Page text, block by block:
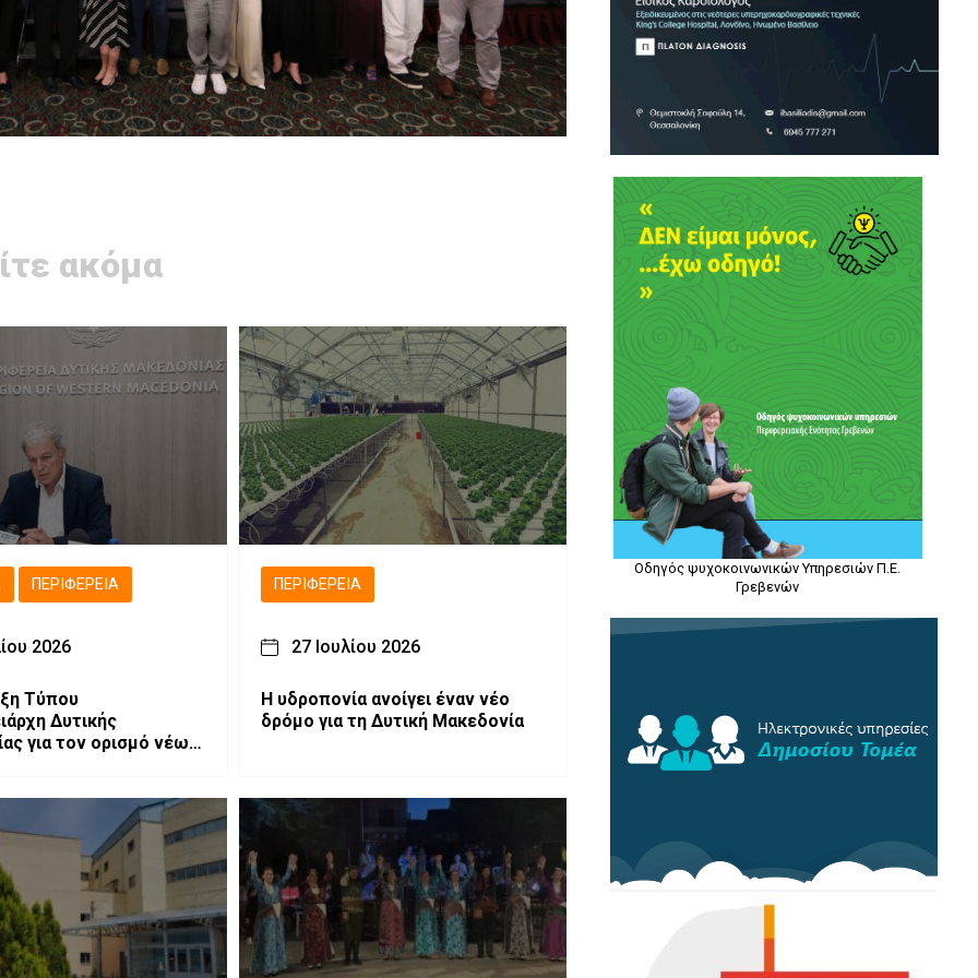
ακόμα
ΠΕΡΙΦΈΡΕΙΑ
2026
Τύπου
Δυτικής
για τον ορισμό νέων
ΠΕΡΙΦΈΡΕΙΑ
27 Ιουλίου 2026
Η υδροπονία ανοίγει έναν νέο
δρόμο για τη Δυτική Μακεδονία
Οδηγός ψυχοκοινωνικών Υπηρεσιών Π.Ε.
Γρεβενών